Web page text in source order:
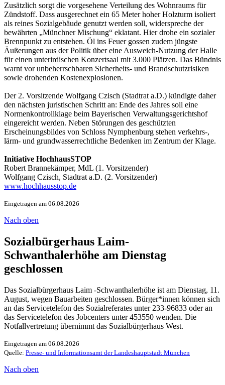
Zusätzlich sorgt die vorgesehene Verteilung des Wohnraums für
Zündstoff. Dass ausgerechnet ein 65 Meter hoher Holzturm isoliert
als reines Sozialgebäude genutzt werden soll, widerspreche der
bewährten „Münchner Mischung“ eklatant. Hier drohe ein sozialer
Brennpunkt zu entstehen. Öl ins Feuer gossen zudem jüngste
Äußerungen aus der Politik über eine Ausweich-Nutzung der Halle
für einen unterirdischen Konzertsaal mit 3.000 Plätzen. Das Bündnis
warnt vor unbeherrschbaren Sicherheits- und Brandschutzrisiken
sowie drohenden Kostenexplosionen.
Der 2. Vorsitzende Wolfgang Czisch (Stadtrat a.D.) kündigte daher
den nächsten juristischen Schritt an: Ende des Jahres soll eine
Normenkontrollklage beim Bayerischen Verwaltungsgerichtshof
eingereicht werden. Neben Störungen des geschützten
Erscheinungsbildes von Schloss Nymphenburg stehen verkehrs-,
lärm- und grundwasserrechtliche Bedenken im Zentrum der Klage.
Initiative HochhausSTOP
Robert Brannekämper, MdL (1. Vorsitzender)
Wolfgang Czisch, Stadtrat a.D. (2. Vorsitzender)
www.hochhausstop.de
Eingetragen am 06.08.2026
Nach oben
Sozialbürgerhaus Laim-
Schwanthalerhöhe am Dienstag
geschlossen
Das Sozialbürgerhaus Laim -Schwanthalerhöhe ist am Dienstag, 11.
August, wegen Bauarbeiten geschlossen. Bürger*innen können sich
an das Servicetelefon des Sozialreferates unter 233-96833 oder an
das Servicetelefon des Jobcenters unter 453550 wenden. Die
Notfallvertretung übernimmt das Sozialbürgerhaus West.
Eingetragen am 06.08.2026
Quelle: Presse- und Informationsamt der Landeshauptstadt München
Nach oben